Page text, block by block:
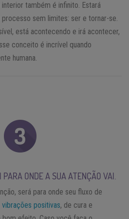
também é infinito. Estará
sem limites: ser e tornar-se.
está acontecendo e irá acontecer,
conceito é incrível quando
humana.
ONDE A SUA ATENÇÃO VAI.
será para onde seu fluxo de
vibrações positivas, de cura e